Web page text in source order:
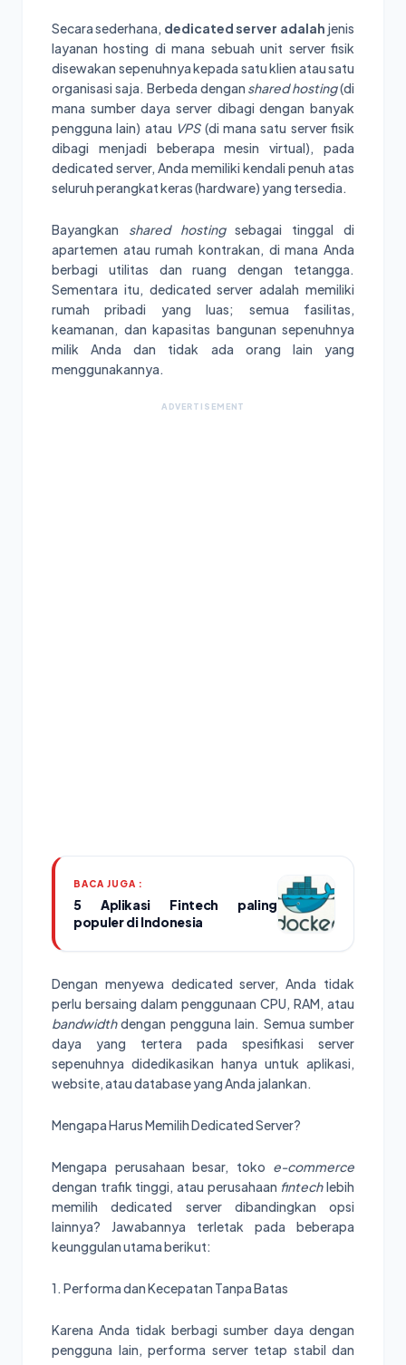
Secara sederhana, dedicated server adalah jenis
layanan hosting di mana sebuah unit server fisik
disewakan sepenuhnya kepada satu klien atau satu
organisasi saja. Berbeda dengan shared hosting(di
mana sumber daya server dibagi dengan banyak
pengguna lain) atau VPS(di mana satu server fisik
dibagi menjadi beberapa mesin virtual), pada
dedicated server, Anda memiliki kendali penuh atas
seluruh perangkat keras (hardware) yang tersedia.
Bayangkan shared hostingsebagai tinggal di
apartemen atau rumah kontrakan, di mana Anda
berbagi utilitas dan ruang dengan tetangga.
Sementara itu, dedicated server adalah memiliki
rumah pribadi yang luas; semua fasilitas,
keamanan, dan kapasitas bangunan sepenuhnya
milik Anda dan tidak ada orang lain yang
menggunakannya.
ADVERTISEMENT
BACA JUGA :
5 Aplikasi Fintech paling
populer di Indonesia
Dengan menyewa dedicated server, Anda tidak
perlu bersaing dalam penggunaan CPU, RAM, atau
bandwidthdengan pengguna lain. Semua sumber
daya yang tertera pada spesifikasi server
sepenuhnya didedikasikan hanya untuk aplikasi,
website, atau database yang Anda jalankan.
Mengapa Harus Memilih Dedicated Server?
Mengapa perusahaan besar, toko e-commerce
dengan trafik tinggi, atau perusahaan fintechlebih
memilih dedicated server dibandingkan opsi
lainnya? Jawabannya terletak pada beberapa
keunggulan utama berikut:
1. Performa dan Kecepatan Tanpa Batas
Karena Anda tidak berbagi sumber daya dengan
pengguna lain, performa server tetap stabil dan